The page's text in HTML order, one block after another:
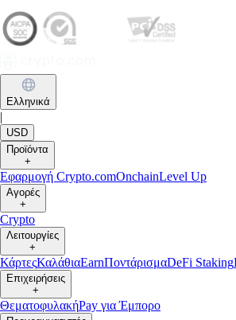
Ελληνικά
|
USD
Προϊόντα
+
Εφαρμογή Crypto.comOnchainLevel Up
Αγορές
+
Crypto
Λειτουργίες
+
ΚάρτεςΚαλάθιαEarnΠοντάρισμαDeFi Staking
Επιχειρήσεις
+
ΘεματοφυλακήPay για Έμπορο